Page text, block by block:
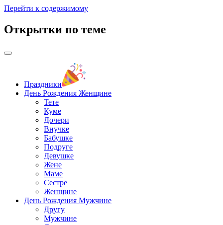
Перейти к содержимому
Открытки по теме
Праздники
День Рождения Женщине
Тете
Куме
Дочери
Внучке
Бабушке
Подруге
Девушке
Жене
Маме
Сестре
Женщине
День Рождения Мужчине
Другу
Мужчине